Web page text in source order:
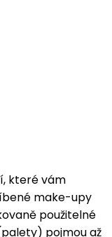
které vám
make-upy
použitelné
pojmou až